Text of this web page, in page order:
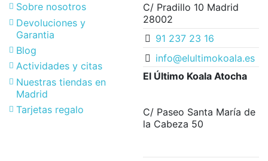
Sobre nosotros
Devoluciones y
Garantia
Blog
Actividades y citas
Nuestras tiendas en
Madrid
Tarjetas regalo
C/ Pradillo 10 Madrid
28002
91 237 23 16
info@elultimokoala.es
El Último Koala Atocha
C/ Paseo Santa María de
la Cabeza 50